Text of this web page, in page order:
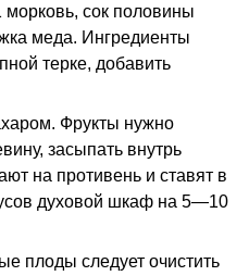
морковь, сок половины
меда. Ингредиенты
терке, добавить
Фрукты нужно
засыпать внутрь
на противень и ставят в
духовой шкаф на 5—10
плоды следует очистить